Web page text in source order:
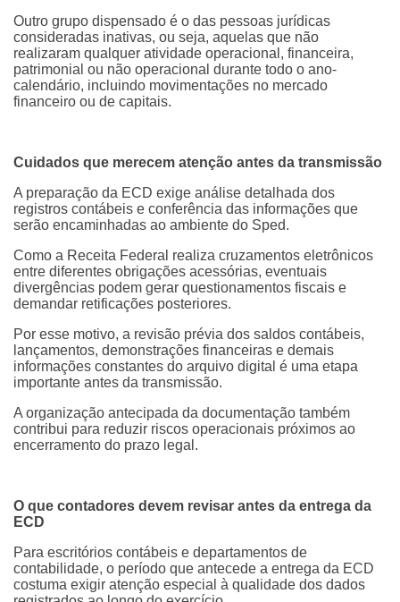
Outro grupo dispensado é o das pessoas jurídicas
consideradas inativas, ou seja, aquelas que não
realizaram qualquer atividade operacional, financeira,
patrimonial ou não operacional durante todo o ano-
calendário, incluindo movimentações no mercado
financeiro ou de capitais.
Cuidados que merecem atenção antes da transmissão
A preparação da ECD exige análise detalhada dos
registros contábeis e conferência das informações que
serão encaminhadas ao ambiente do Sped.
Como a Receita Federal realiza cruzamentos eletrônicos
entre diferentes obrigações acessórias, eventuais
divergências podem gerar questionamentos fiscais e
demandar retificações posteriores.
Por esse motivo, a revisão prévia dos saldos contábeis,
lançamentos, demonstrações financeiras e demais
informações constantes do arquivo digital é uma etapa
importante antes da transmissão.
A organização antecipada da documentação também
contribui para reduzir riscos operacionais próximos ao
encerramento do prazo legal.
O que contadores devem revisar antes da entrega da
ECD
Para escritórios contábeis e departamentos de
contabilidade, o período que antecede a entrega da ECD
costuma exigir atenção especial à qualidade dos dados